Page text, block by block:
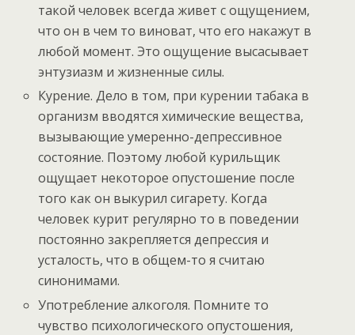
такой человек всегда живет с ощущением,
что он в чем то виноват, что его накажут в
любой момент. Это ощущение высасывает
энтузиазм и жизненные силы.
Курение. Дело в том, при курении табака в
организм вводятся химические вещества,
вызывающие умеренно-депрессивное
состояние. Поэтому любой курильщик
ощущает некоторое опустошение после
того как он выкурил сигарету. Когда
человек курит регулярно то в поведении
постоянно закрепляется депрессия и
усталость, что в общем-то я считаю
синонимами.
Употребление алкоголя. Помните то
чувство психологического опустошения,